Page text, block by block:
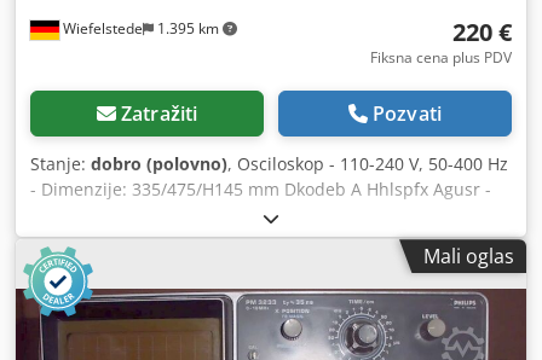
Wiefelstede 1.395 km 220 €
Fiksna cena plus PDV
Zatražiti Pozvati
Stanje: dobro (polovno), Osciloskop - 110-240 V, 50-400 Hz
- Dimenzije: 335/475/H145 mm Dkodeb A Hhlspfx Agusr -
Mali oglas